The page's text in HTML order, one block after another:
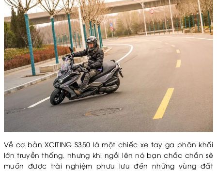
Về cơ bản XCITING S350 là một chiếc xe tay ga phân khối
lớn truyền thống, nhưng khi ngồi lên nó bạn chắc chắn sẽ
muốn được trải nghiệm phưu lưu đến những vùng đất